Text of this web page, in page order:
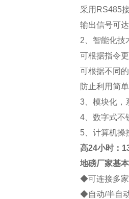
采用 RS485
输出信号可达
2 、智能化技
可根据指令
可根据不同
防止利用简
3、模块化，
4、数字式不
5、计算机操
高24小时：
地磅厂家基
◆可连接多
◆自动/半自